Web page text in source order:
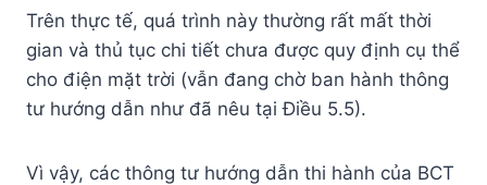
Trên thực tế, quá trình này thường rất mất thời
gian và thủ tục chi tiết chưa được quy định cụ thể
cho điện mặt trời (vẫn đang chờ ban hành thông
tư hướng dẫn như đã nêu tại Điều 5.5).
Vì vậy, các thông tư hướng dẫn thi hành của BCT